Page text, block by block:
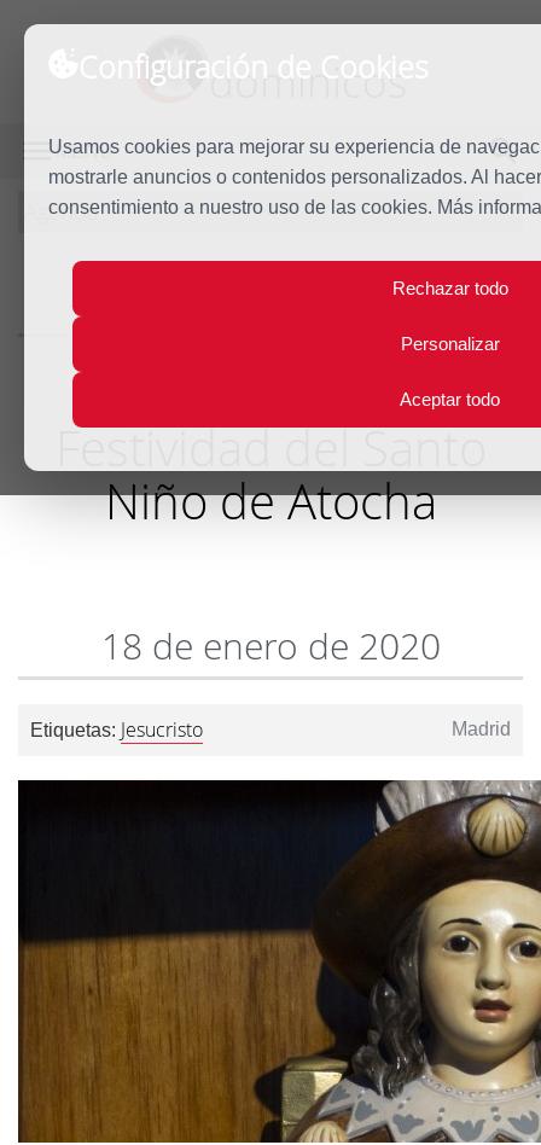
Configuración de Cookies
Usamos cookies para mejorar su experiencia de
mostrarle anuncios o contenidos personalizados. Al
consentimiento a nuestro uso de las cookies. Más
Rechazar todo
Personalizar
Aceptar todo
dominicos
MENÚ
Agenda
Festividad del Santo
Niño de Atocha
18 de enero de 2020
Etiquetas: Jesucristo Madrid